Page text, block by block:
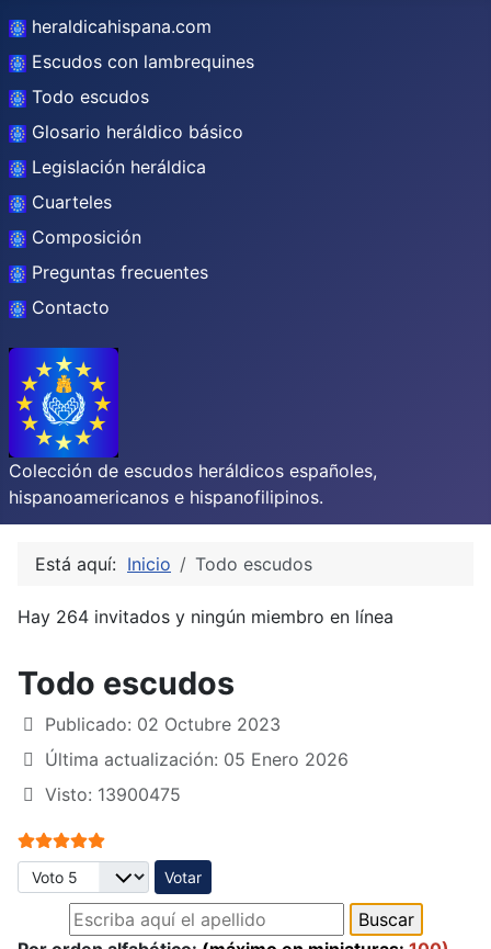
heraldicahispana.com
Escudos con lambrequines
Todo escudos
Glosario heráldico básico
Legislación heráldica
Cuarteles
Composición
Preguntas frecuentes
Contacto
Colección de escudos heráldicos españoles,
hispanoamericanos e hispanofilipinos.
Está aquí: Inicio Todo escudos
Hay 264 invitados y ningún miembro en línea
Todo escudos
Publicado: 02 Octubre 2023
Última actualización: 05 Enero 2026
Visto: 13900475
Ratio:5/5
Por favor, vote